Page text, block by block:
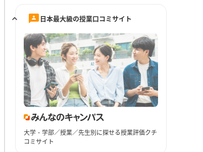
日本最大級の授業口コミサイト
大学・学部／授業／先生別に探せる授業評価クチ
コミサイト